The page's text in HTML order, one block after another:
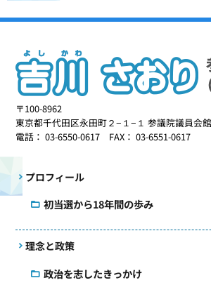
〒100-8962
東京都千代田区永田町２−１−１ 参議院議員会
電話： 03-6550-0617 FAX： 03-6551-0617
プロフィール
初当選から18年間の歩み
理念と政策
政治を志したきっかけ